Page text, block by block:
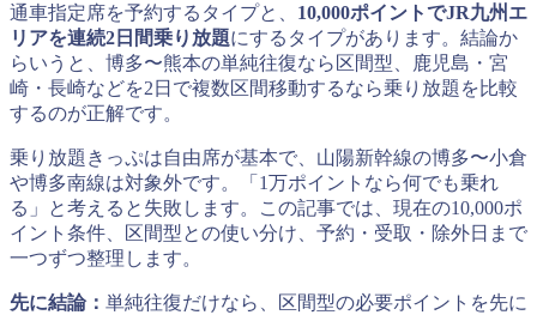
通車指定席を予約するタイプと、 10,000ポイントでJR九州エ
リアを連続2日間乗り放題にするタイプがあります。結論か
らいうと、博多〜熊本の単純往復なら区間型、鹿児島・宮
崎・長崎などを2日で複数区間移動するなら乗り放題を比較
するのが正解です。
乗り放題きっぷは自由席が基本で、山陽新幹線の博多〜小倉
や博多南線は対象外です。「1万ポイントなら何でも乗れ
る」と考えると失敗します。この記事では、現在の10,000ポ
イント条件、区間型との使い分け、予約・受取・除外日まで
一つずつ整理します。
先に結論： 単純往復だけなら、区間型の必要ポイントを先に